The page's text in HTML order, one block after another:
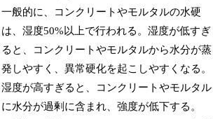
一般的に、コンクリートやモルタルの水硬
は、湿度50%以上で行われる。湿度が低すぎ
ると、コンクリートやモルタルから水分が蒸
発しやすく、異常硬化を起こしやすくなる。
湿度が高すぎると、コンクリートやモルタル
に水分が過剰に含まれ、強度が低下する。